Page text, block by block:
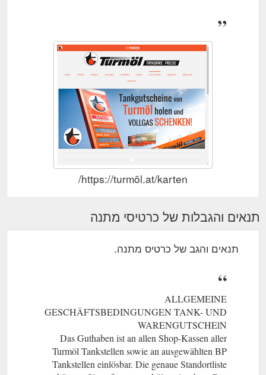
https://turmöl.at/karten/
תנאים והגבלות של כרטיסי מתנה
תנאים והגב של כרטיס מתנה.
ALLGEMEINE
GESCHÄFTSBEDINGUNGEN TANK- UND
WARENGUTSCHElN
Das Guthaben ist an allen Shop-Kassen aller
Turmöl Tankstellen sowie an ausgewählten BP
Tankstellen einlösbar. Die genaue Standortliste